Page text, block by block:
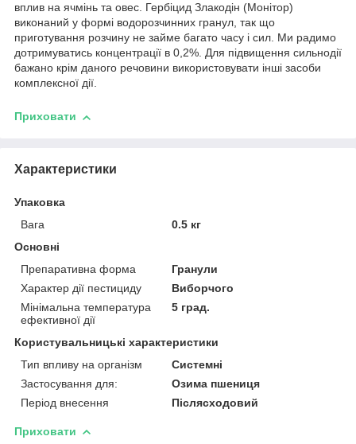
вплив на ячмінь та овес. Гербіцид Злакодін (Монітор)
виконаний у формі водорозчинних гранул, так що
приготування розчину не займе багато часу і сил. Ми радимо
дотримуватись концентрації в 0,2%. Для підвищення сильнодії
бажано крім даного речовини використовувати інші засоби
комплексної дії.
Приховати
Характеристики
Упаковка
Вага
0.5 кг
Основні
Препаративна форма
Гранули
Характер дії пестициду
Виборчого
Мінімальна температура
ефективної дії
5 град.
Користувальницькі характеристики
Тип впливу на організм
Системні
Застосування для:
Озима пшениця
Період внесення
Післясходовий
Приховати